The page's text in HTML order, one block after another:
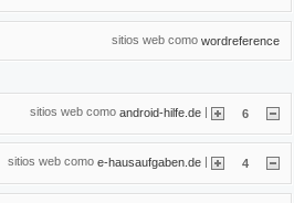
sitios web como wordreference
sitios web como android-hilfe.de | 6
sitios web como e-hausaufgaben.de 4